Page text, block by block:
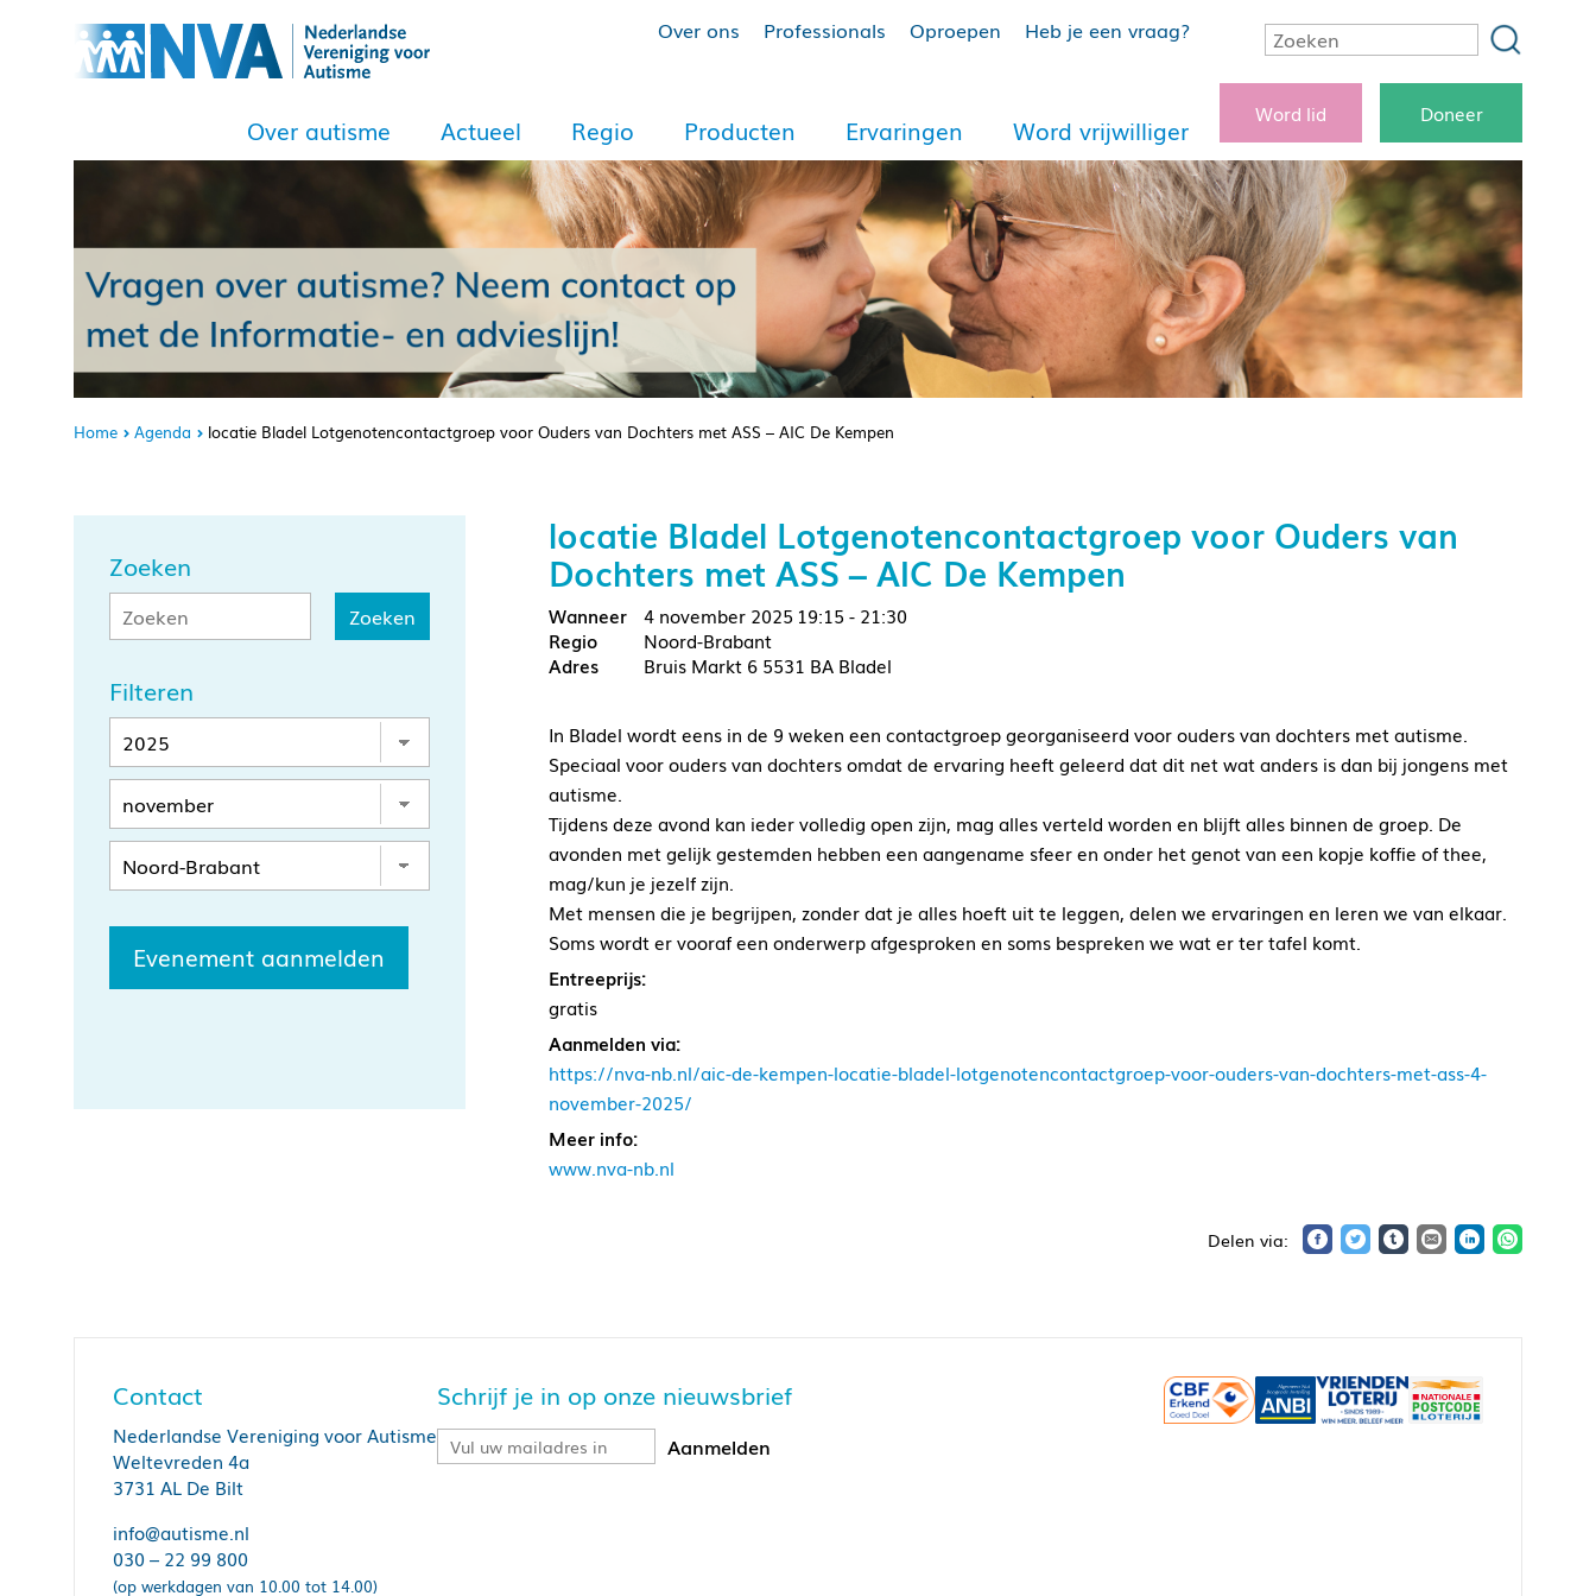
Over ons Professionals Oproepen Heb je een vraag?
Over autisme Actueel Regio Producten Ervaringen Word vrijwilliger
Word lid Doneer
Home Agenda locatie Bladel Lotgenotencontactgroep voor Ouders van Dochters met ASS – AIC De Kempen
Zoeken
Filteren
Evenement aanmelden
locatie Bladel Lotgenotencontactgroep voor Ouders van
Dochters met ASS – AIC De Kempen
4 november 2025 19:15 - 21:30
Noord-Brabant
Bruis Markt 6 5531 BA Bladel
In Bladel wordt eens in de 9 weken een contactgroep georganiseerd voor ouders van dochters met autisme.
Speciaal voor ouders van dochters omdat de ervaring heeft geleerd dat dit net wat anders is dan bij jongens met
autisme.
Tijdens deze avond kan ieder volledig open zijn, mag alles verteld worden en blijft alles binnen de groep. De
avonden met gelijk gestemden hebben een aangename sfeer en onder het genot van een kopje koffie of thee,
mag/kun je jezelf zijn.
Met mensen die je begrijpen, zonder dat je alles hoeft uit te leggen, delen we ervaringen en leren we van elkaar.
Soms wordt er vooraf een onderwerp afgesproken en soms bespreken we wat er ter tafel komt.
Entreeprijs:
gratis
Aanmelden via:
https://nva-nb.nl/aic-de-kempen-locatie-bladel-lotgenotencontactgroep-voor-ouders-van-dochters-met-ass-4-
november-2025/
Meer info:
www.nva-nb.nl
Contact
Nederlandse Vereniging voor Autisme
Weltevreden 4a
3731 AL De Bilt
info@autisme.nl
030 – 22 99 800
(op werkdagen van 10.00 tot 14.00)
Schrijf je in op onze nieuwsbrief